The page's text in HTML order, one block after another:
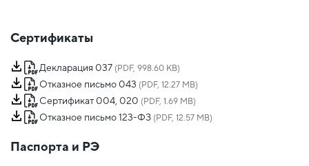
Сертификаты
Декларация 037 (PDF, 998.60 KB)
Отказное письмо 043 (PDF, 12.27 MB)
Сертификат 004, 020 (PDF, 1.69 MB)
Отказное письмо 123-ФЗ (PDF, 12.57 MB)
Паспорта и РЭ